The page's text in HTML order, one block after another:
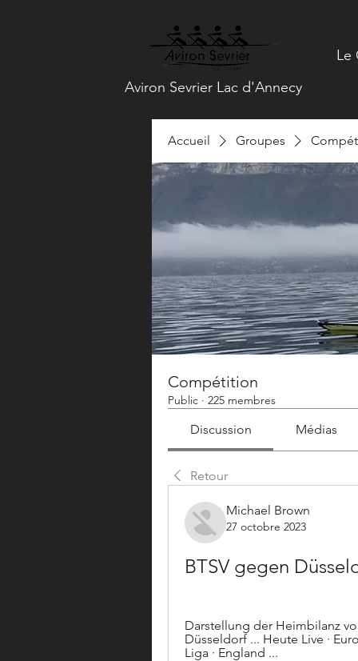
Le
Aviron Sevrier Lac d'Annecy
Accueil Groupes
Compétition
Public · 225 membres
Discussion Médias
Retour
Michael Brown
27 octobre 2023
BTSV gegen
Darstellung der Heimbilanz
Düsseldorf ... Heute Live ·
Liga · England ...